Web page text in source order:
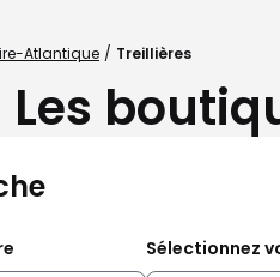
Atlantique Treillières
Les
Sélectionnez